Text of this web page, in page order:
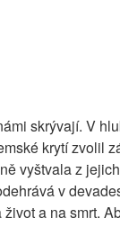
skrývají. V
krytí zvolil
vyštvala z
v
a na smrt.